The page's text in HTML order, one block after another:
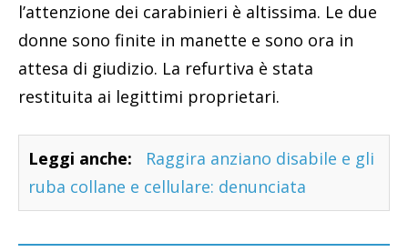
l’attenzione dei carabinieri è altissima. Le due
donne sono finite in manette e sono ora in
attesa di giudizio. La refurtiva è stata
restituita ai legittimi proprietari.
Leggi anche:
Raggira anziano disabile e gli
ruba collane e cellulare: denunciata